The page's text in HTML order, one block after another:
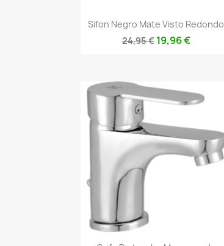
Vista rápida
Sifon Negro Mate Visto Redondo
24,95 € 19,96 €